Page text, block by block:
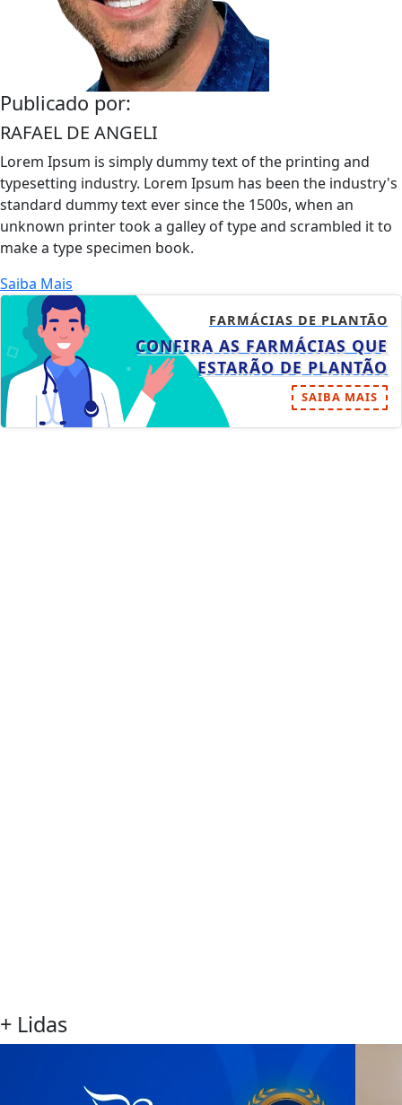
Publicado por:
RAFAEL DE ANGELI
Lorem Ipsum is simply dummy text of the printing and
typesetting industry. Lorem Ipsum has been the industry's
standard dummy text ever since the 1500s, when an
unknown printer took a galley of type and scrambled it to
make a type specimen book.
Saiba Mais
FARMÁCIAS DE PLANTÃO
CONFIRA AS FARMÁCIAS QUE
ESTARÃO DE PLANTÃO
SAIBA MAIS
+ Lidas